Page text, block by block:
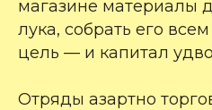
магазине материалы
лука, собрать его
цель — и капитал
Отряды азартно